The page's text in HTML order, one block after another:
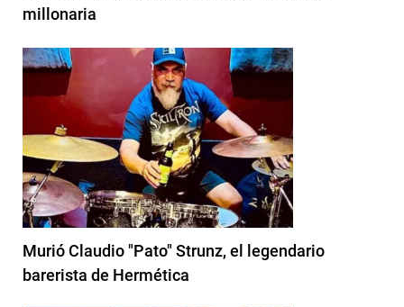
millonaria
Murió Claudio "Pato" Strunz, el legendario
barerista de Hermética